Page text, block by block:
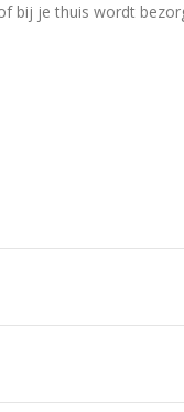
bij je thuis wordt